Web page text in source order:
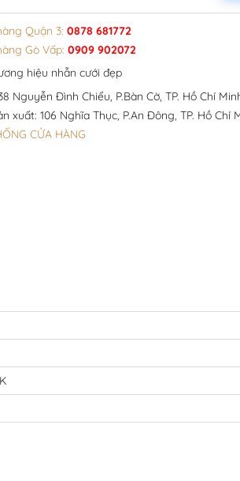
Quận 3: 0878 681772
Gò Vấp: 0909 902072
hiệu nhẫn cưới đẹp
Nguyễn Đình Chiểu, P.Bàn Cờ, TP. Hồ Chí
xuất: 106 Nghĩa Thục, P.An Đông, TP. Hồ Chí
CỬA HÀNG